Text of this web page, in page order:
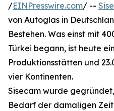
/EINPresswire.com/ --
von Autoglas in
Bestehen. Was einst mit
Türkei begann, ist heute
Produktionsstätten und
vier Kontinenten.
Sisecam wurde
Bedarf der damaligen